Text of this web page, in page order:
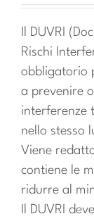
Il DUVRI
Rischi
obbligatorio
a prevenire
interferenze
nello stesso
Viene
contiene le
ridurre al
Il DUVRI